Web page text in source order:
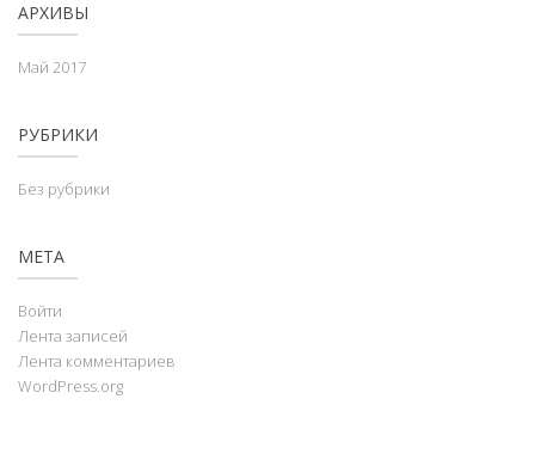
АРХИВЫ
Май 2017
РУБРИКИ
Без рубрики
МЕТА
Войти
Лента записей
Лента комментариев
WordPress.org